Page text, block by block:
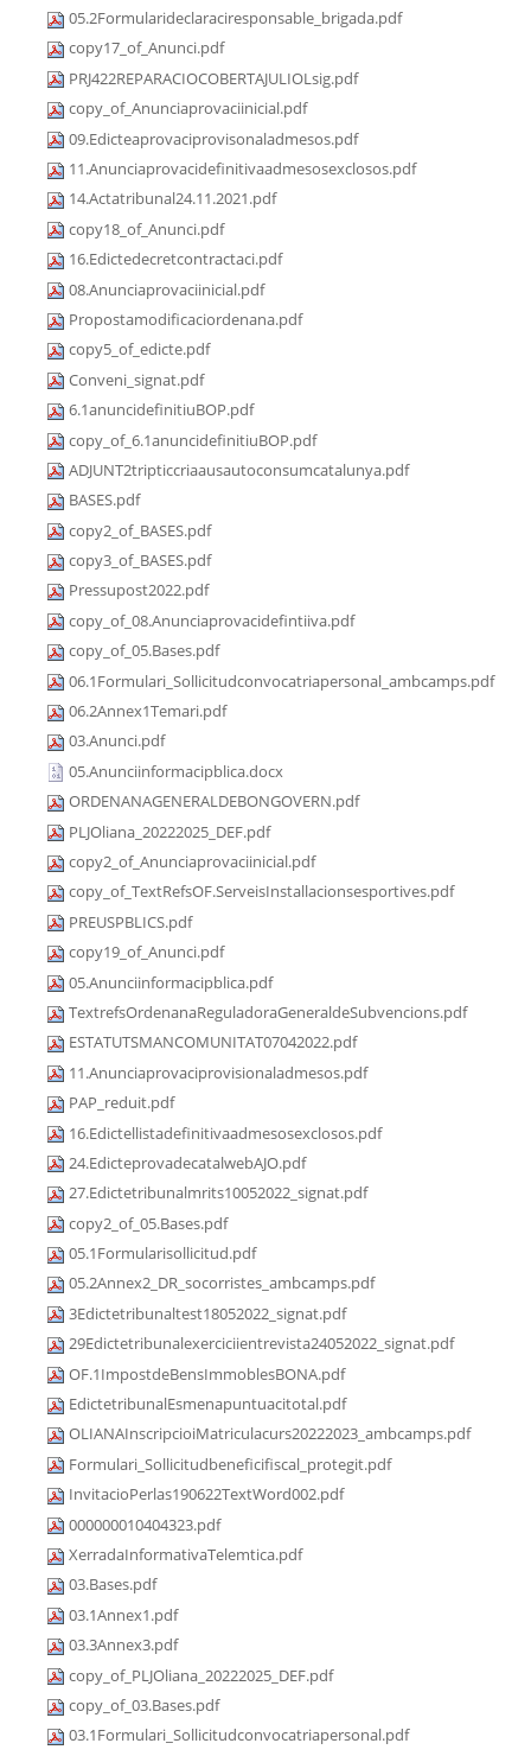
05.2Formularideclaraciresponsable_brigada.pdf
copy17_of_Anunci.pdf
PRJ422REPARACIOCOBERTAJULIOLsig.pdf
copy_of_Anunciaprovaciinicial.pdf
09.Edicteaprovaciprovisonaladmesos.pdf
11.Anunciaprovacidefinitivaadmesosexclosos.pdf
14.Actatribunal24.11.2021.pdf
copy18_of_Anunci.pdf
16.Edictedecretcontractaci.pdf
08.Anunciaprovaciinicial.pdf
Propostamodificaciordenana.pdf
copy5_of_edicte.pdf
Conveni_signat.pdf
6.1anuncidefinitiuBOP.pdf
copy_of_6.1anuncidefinitiuBOP.pdf
ADJUNT2tripticcriaausautoconsumcatalunya.pdf
BASES.pdf
copy2_of_BASES.pdf
copy3_of_BASES.pdf
Pressupost2022.pdf
copy_of_08.Anunciaprovacidefintiiva.pdf
copy_of_05.Bases.pdf
06.1Formulari_Sollicitudconvocatriapersonal_ambcamps.pdf
06.2Annex1Temari.pdf
03.Anunci.pdf
05.Anunciinformacipblica.docx
ORDENANAGENERALDEBONGOVERN.pdf
PLJOliana_20222025_DEF.pdf
copy2_of_Anunciaprovaciinicial.pdf
copy_of_TextRefsOF.ServeisInstallacionsesportives.pdf
PREUSPBLICS.pdf
copy19_of_Anunci.pdf
05.Anunciinformacipblica.pdf
TextrefsOrdenanaReguladoraGeneraldeSubvencions.pdf
ESTATUTSMANCOMUNITAT07042022.pdf
11.Anunciaprovaciprovisionaladmesos.pdf
PAP_reduit.pdf
16.Edictellistadefinitivaadmesosexclosos.pdf
24.EdicteprovadecatalwebAJO.pdf
27.Edictetribunalmrits10052022_signat.pdf
copy2_of_05.Bases.pdf
05.1Formularisollicitud.pdf
05.2Annex2_DR_socorristes_ambcamps.pdf
3Edictetribunaltest18052022_signat.pdf
29Edictetribunalexerciciientrevista24052022_signat.pdf
OF.1ImpostdeBensImmoblesBONA.pdf
EdictetribunalEsmenapuntuacitotal.pdf
OLIANAInscripcioiMatriculacurs20222023_ambcamps.pdf
Formulari_Sollicitudbeneficifiscal_protegit.pdf
InvitacioPerlas190622TextWord002.pdf
000000010404323.pdf
XerradaInformativaTelemtica.pdf
03.Bases.pdf
03.1Annex1.pdf
03.3Annex3.pdf
copy_of_PLJOliana_20222025_DEF.pdf
copy_of_03.Bases.pdf
03.1Formulari_Sollicitudconvocatriapersonal.pdf